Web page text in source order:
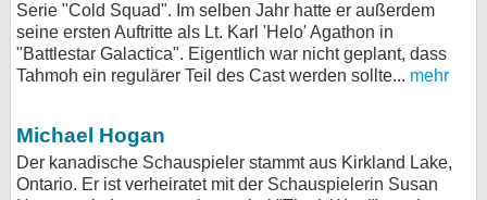
Serie "Cold Squad". Im selben Jahr hatte er außerdem
seine ersten Auftritte als Lt. Karl 'Helo' Agathon in
"Battlestar Galactica". Eigentlich war nicht geplant, dass
Tahmoh ein regulärer Teil des Cast werden sollte... mehr
Michael Hogan
Der kanadische Schauspieler stammt aus Kirkland Lake,
Ontario. Er ist verheiratet mit der Schauspielerin Susan